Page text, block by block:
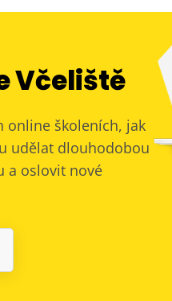
Včeliště
online školeních, jak
udělat dlouhodobou
a oslovit nové